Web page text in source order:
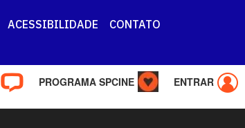
ACESSIBILIDADE CONTATO